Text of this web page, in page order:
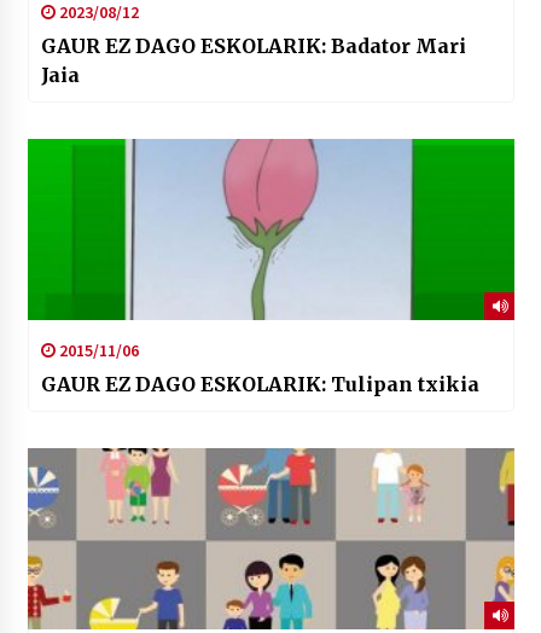
2023/08/12
GAUR EZ DAGO ESKOLARIK: Badator Mari
Jaia
2015/11/06
GAUR EZ DAGO ESKOLARIK: Tulipan txikia